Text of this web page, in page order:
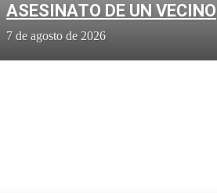
ASESINATO DE UN VECINO
7 de agosto de 2026